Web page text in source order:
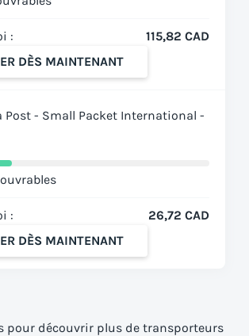
:
115,82 CAD
DÈS MAINTENANT
Post - Small Packet International -
:
26,72 CAD
DÈS MAINTENANT
pour découvrir plus de transporteurs